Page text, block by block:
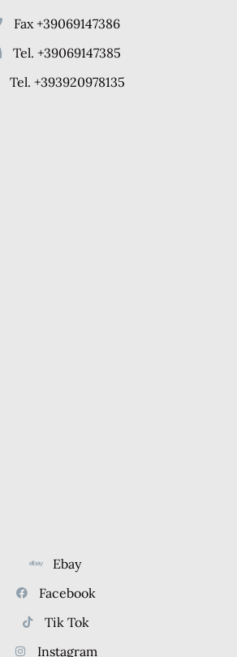
Fax +39069147386
Tel. +39069147385
Tel. +393920978135
Ebay
Facebook
Tik Tok
Instagram